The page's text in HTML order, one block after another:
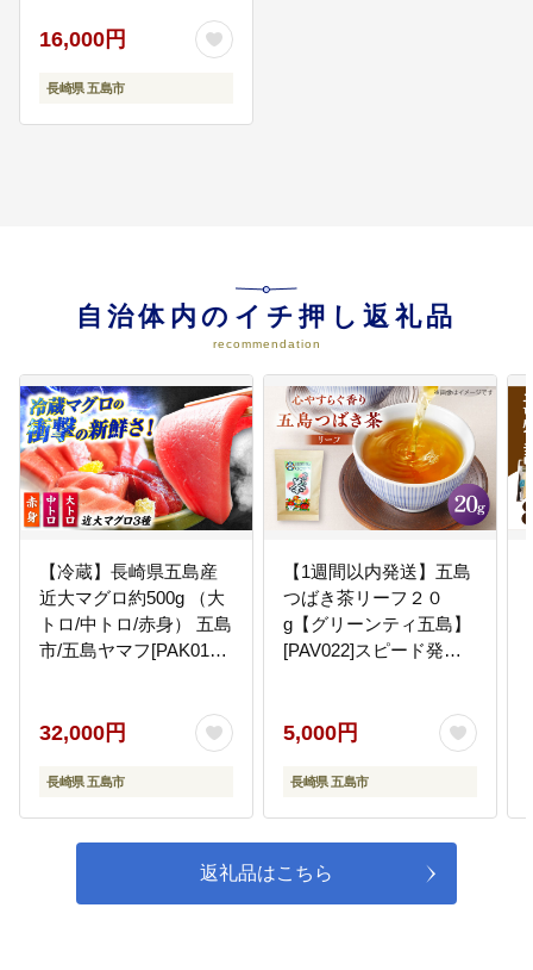
16,000円
長崎県 五島市
自治体内のイチ押し返礼品
recommendation
【冷蔵】長崎県五島産
近大マグロ約500g （大
トロ/中トロ/赤身） 五島
市/五島ヤマフ[PAK010]
32,000円
長崎県 五島市
【1週間以内発送】五島
つばき茶リーフ２０
g【グリーンティ五島】
[PAV022]スピード発送
5,000円
長崎県 五島市
返礼品はこちら